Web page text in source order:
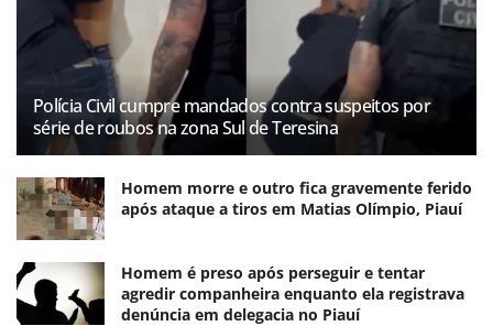
Polícia Civil cumpre mandados contra suspeitos por
série de roubos na zona Sul de Teresina
Homem morre e outro fica gravemente ferido
após ataque a tiros em Matias Olímpio, Piauí
Homem é preso após perseguir e tentar
agredir companheira enquanto ela registrava
denúncia em delegacia no Piauí